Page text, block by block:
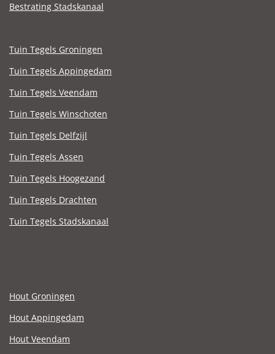
Bestrating Stadskanaal
Tuin Tegels Groningen
Tuin Tegels Appingedam
Tuin Tegels Veendam
Tuin Tegels Winschoten
Tuin Tegels Delfzijl
Tuin Tegels Assen
Tuin Tegels Hoogezand
Tuin Tegels Drachten
Tuin Tegels Stadskanaal
Hout Groningen
Hout Appingedam
Hout Veendam